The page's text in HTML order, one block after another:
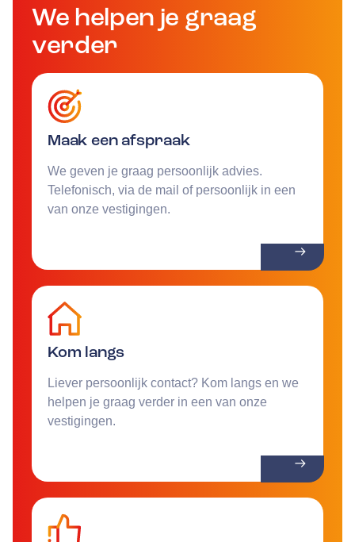
We helpen je graag
verder
Maak een afspraak
We geven je graag persoonlijk advies.
Telefonisch, via de mail of persoonlijk in een
van onze vestigingen.
Kom langs
Liever persoonlijk contact? Kom langs en we
helpen je graag verder in een van onze
vestigingen.